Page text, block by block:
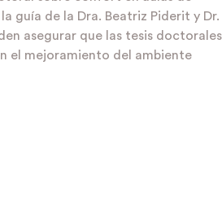
guía de la Dra. Beatriz Piderit y Dr.
asegurar que las tesis doctorales
el mejoramiento del ambiente